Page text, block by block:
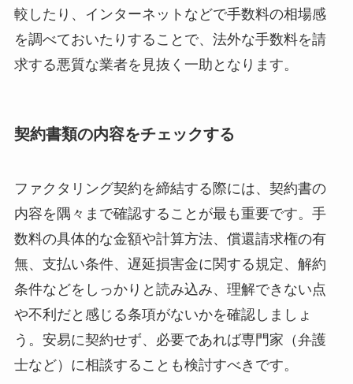
較したり、インターネットなどで手数料の相場感
を調べておいたりすることで、法外な手数料を請
求する悪質な業者を見抜く一助となります。
契約書類の内容をチェックする
ファクタリング契約を締結する際には、契約書の
内容を隅々まで確認することが最も重要です。手
数料の具体的な金額や計算方法、償還請求権の有
無、支払い条件、遅延損害金に関する規定、解約
条件などをしっかりと読み込み、理解できない点
や不利だと感じる条項がないかを確認しましょ
う。安易に契約せず、必要であれば専門家（弁護
士など）に相談することも検討すべきです。